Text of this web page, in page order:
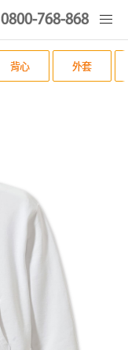
0800-768-868
背心 外套